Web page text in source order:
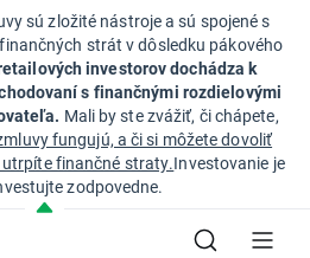
sú zložité nástroje a sú spojené s
strát v dôsledku pákového
investorov dochádza k
s finančnými rozdielovými
Mali by ste zvážiť, či chápete,
fungujú, a či si môžete dovoliť
finančné straty.Investovanie je
zodpovedne.